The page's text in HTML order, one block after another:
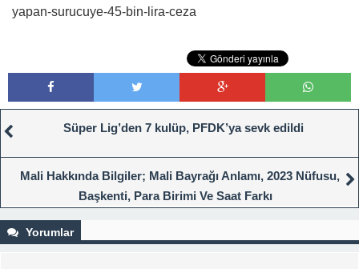
yapan-surucuye-45-bin-lira-ceza
Süper Lig’den 7 kulüp, PFDK’ya sevk edildi
Mali Hakkında Bilgiler; Mali Bayrağı Anlamı, 2023 Nüfusu,
Başkenti, Para Birimi Ve Saat Farkı
Yorumlar